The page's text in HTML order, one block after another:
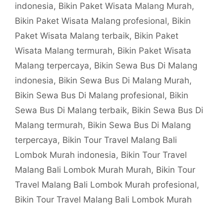
indonesia, Bikin Paket Wisata Malang Murah,
Bikin Paket Wisata Malang profesional, Bikin
Paket Wisata Malang terbaik, Bikin Paket
Wisata Malang termurah, Bikin Paket Wisata
Malang terpercaya, Bikin Sewa Bus Di Malang
indonesia, Bikin Sewa Bus Di Malang Murah,
Bikin Sewa Bus Di Malang profesional, Bikin
Sewa Bus Di Malang terbaik, Bikin Sewa Bus Di
Malang termurah, Bikin Sewa Bus Di Malang
terpercaya, Bikin Tour Travel Malang Bali
Lombok Murah indonesia, Bikin Tour Travel
Malang Bali Lombok Murah Murah, Bikin Tour
Travel Malang Bali Lombok Murah profesional,
Bikin Tour Travel Malang Bali Lombok Murah